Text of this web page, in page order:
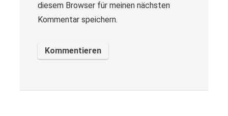
diesem Browser für meinen nächsten
Kommentar speichern.